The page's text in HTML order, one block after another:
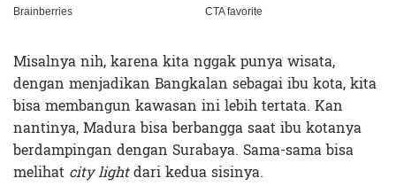
Misalnya nih, karena kita nggak punya wisata,
dengan menjadikan Bangkalan sebagai ibu kota, kita
bisa membangun kawasan ini lebih tertata. Kan
nantinya, Madura bisa berbangga saat ibu kotanya
berdampingan dengan Surabaya. Sama-sama bisa
melihat city lightdari kedua sisinya.